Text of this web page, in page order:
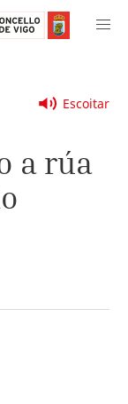
Escoitar
a rúa